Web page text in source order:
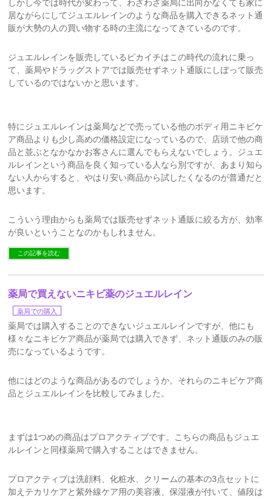
しかし今では時代が変わって、わざわざ薬局に出向かなくても家に
居ながらにしてジュエルレインのような商品を購入できるネット通
販が大勢の人の買い物する時の主流になってきているのです。
ジュエルレインを販売しているピカイチはこの時代の流れに乗っ
て、薬局やドラッグストアでは販売せずネット通販にしぼって販売
しているのではないかと思います。
特にジュエルレインは薬局などで売っている他のボディ用ニキビケ
ア商品よりも少し高めの価格設定になっているので、店頭で他の商
品と並ぶとなかなかお客さんに選んでもらえないでしょう。ジュエ
ルレインという商品を良く知っている人なら別ですが、あまり知ら
ない人からすると、やはり安い商品から試したくなるのが普通だと
思います。
こういう理由からも薬局では販売せずネット通販に絞る方が、効率
が良いということなのかもしれません。
この記事を読む
薬局で買えないニキビ薬のジュエルレイン
薬局での購入
薬局では購入することのできないジュエルレインですが、他にも
様々なニキビケア商品が薬局では購入できず、ネット通販のみの販
売になっているようです。
他にはどのような商品があるのでしょうか。それらのニキビケア商
品とジュエルレインを比較してみました。
まずは1つめの商品はプロアクティブです。こちらの商品もジュエ
ルレインと同様薬局で購入することはできません。
プロアクティブは洗顔料、化粧水、クリームの基本の3点セットに
加えテカリケアと紫外線ケア用の美容液、保湿液が付いて、値段は